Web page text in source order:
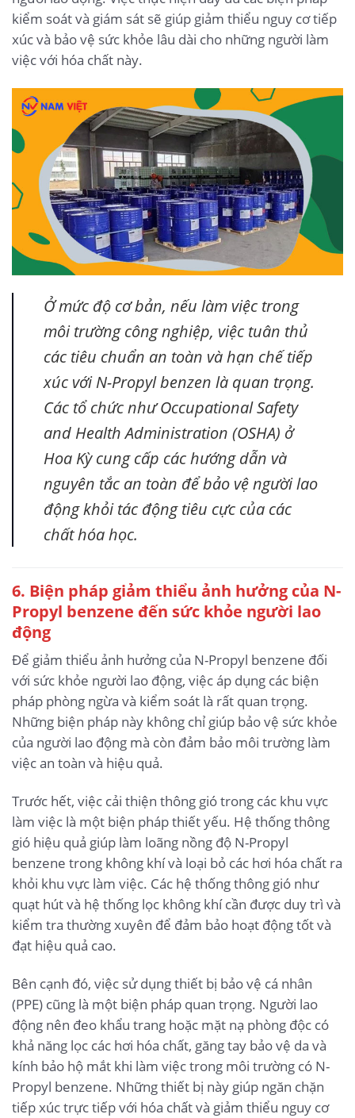
kiểm soát và giám sát sẽ giúp giảm thiểu nguy cơ tiếp
xúc và bảo vệ sức khỏe lâu dài cho những người làm
việc với hóa chất này.
Ở mức độ cơ bản, nếu làm việc trong
môi trường công nghiệp, việc tuân thủ
các tiêu chuẩn an toàn và hạn chế tiếp
xúc với N-Propyl benzen là quan trọng.
Các tổ chức như Occupational Safety
and Health Administration (OSHA) ở
Hoa Kỳ cung cấp các hướng dẫn và
nguyên tắc an toàn để bảo vệ người lao
động khỏi tác động tiêu cực của các
chất hóa học.
6. Biện pháp giảm thiểu ảnh hưởng của N-
Propyl benzene đến sức khỏe người lao
động
Để giảm thiểu ảnh hưởng của N-Propyl benzene đối
với sức khỏe người lao động, việc áp dụng các biện
pháp phòng ngừa và kiểm soát là rất quan trọng.
Những biện pháp này không chỉ giúp bảo vệ sức khỏe
của người lao động mà còn đảm bảo môi trường làm
việc an toàn và hiệu quả.
Trước hết, việc cải thiện thông gió trong các khu vực
làm việc là một biện pháp thiết yếu. Hệ thống thông
gió hiệu quả giúp làm loãng nồng độ N-Propyl
benzene trong không khí và loại bỏ các hơi hóa chất ra
khỏi khu vực làm việc. Các hệ thống thông gió như
quạt hút và hệ thống lọc không khí cần được duy trì và
kiểm tra thường xuyên để đảm bảo hoạt động tốt và
đạt hiệu quả cao.
Bên cạnh đó, việc sử dụng thiết bị bảo vệ cá nhân
(PPE) cũng là một biện pháp quan trọng. Người lao
động nên đeo khẩu trang hoặc mặt nạ phòng độc có
khả năng lọc các hơi hóa chất, găng tay bảo vệ da và
kính bảo hộ mắt khi làm việc trong môi trường có N-
Propyl benzene. Những thiết bị này giúp ngăn chặn
tiếp xúc trực tiếp với hóa chất và giảm thiểu nguy cơ